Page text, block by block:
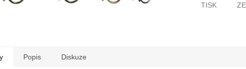
TISK
Popis Diskuze